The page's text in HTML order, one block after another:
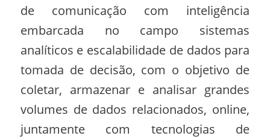
de comunicação com inteligência
embarcada no campo sistemas
analíticos e escalabilidade de dados para
tomada de decisão, com o objetivo de
coletar, armazenar e analisar grandes
volumes de dados relacionados, online,
juntamente com tecnologias de